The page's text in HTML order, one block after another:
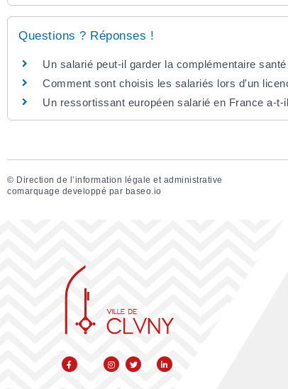
Questions ? Réponses !
Un salarié peut-il garder la complémentaire
Comment sont choisis les salariés lors d'un
Un ressortissant européen salarié en France a-
© Direction de l’information légale et administrative
comarquage developpé par baseo.io